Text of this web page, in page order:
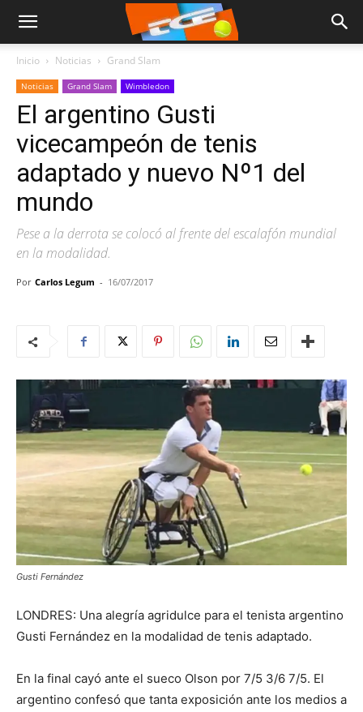
Inicio Noticias Grand Slam
Noticias Grand Slam Wimbledon
El argentino Gusti
vicecampeón de tenis
adaptado y nuevo Nº1 del
mundo
Pese a la derrota se colocó al frente del escalafón mundial
en la modalidad.
Por Carlos Legum - 16/07/2017
Gusti Fernández
LONDRES: Una alegría agridulce para el tenista argentino
Gusti Fernández en la modalidad de tenis adaptado.
En la final cayó ante el sueco Olson por 7/5 3/6 7/5. El
argentino confesó que tanta exposición ante los medios a